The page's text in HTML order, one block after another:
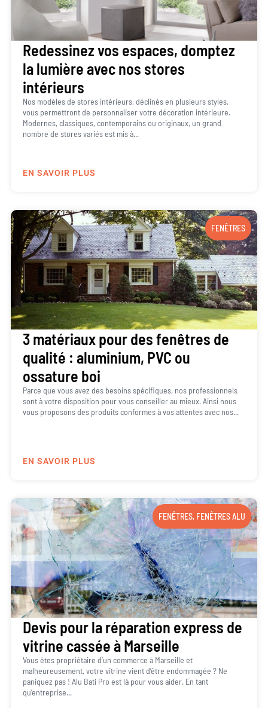
Redessinez vos espaces, domptez
la lumière avec nos stores
intérieurs
Nos modèles de stores intérieurs, déclinés en plusieurs styles,
vous permettront de personnaliser votre décoration intérieure.
Modernes, classiques, contemporains ou originaux, un grand
nombre de stores variés est mis à...
EN SAVOIR PLUS
FENÊTRES
3 matériaux pour des fenêtres de
qualité : aluminium, PVC ou
ossature boi
Parce que vous avez des besoins spécifiques, nos professionnels
sont à votre disposition pour vous conseiller au mieux. Ainsi nous
vous proposons des produits conformes à vos attentes avec nos...
EN SAVOIR PLUS
FENÊTRES, FENÊTRES ALU
Devis pour la réparation express de
vitrine cassée à Marseille
Vous êtes propriétaire d’un commerce à Marseille et
malheureusement, votre vitrine vient d’être endommagée ? Ne
paniquez pas ! Alu Bati Pro est là pour vous aider. En tant
qu’entreprise...